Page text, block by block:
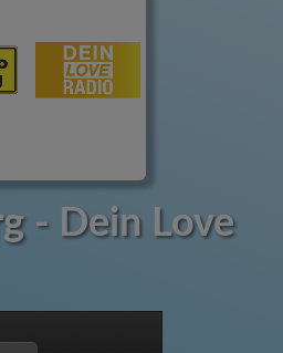
- Dein Love